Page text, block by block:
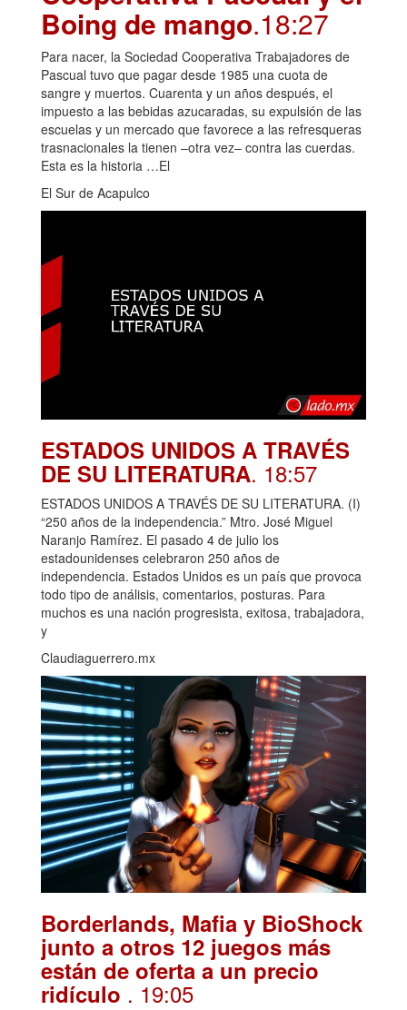
Boing de mango.18:27
Para nacer, la Sociedad Cooperativa Trabajadores de
Pascual tuvo que pagar desde 1985 una cuota de
sangre y muertos. Cuarenta y un años después, el
impuesto a las bebidas azucaradas, su expulsión de las
escuelas y un mercado que favorece a las refresqueras
trasnacionales la tienen –otra vez– contra las cuerdas.
Esta es la historia …El
El Sur de Acapulco
ESTADOS UNIDOS A TRAVÉS
DE SU LITERATURA. 18:57
ESTADOS UNIDOS A TRAVÉS DE SU LITERATURA. (I)
“250 años de la independencia.” Mtro. José Miguel
Naranjo Ramírez. El pasado 4 de julio los
estadounidenses celebraron 250 años de
independencia. Estados Unidos es un país que provoca
todo tipo de análisis, comentarios, posturas. Para
muchos es una nación progresista, exitosa, trabajadora,
y
Claudiaguerrero.mx
Borderlands, Mafia y BioShock
junto a otros 12 juegos más
están de oferta a un precio
ridículo . 19:05